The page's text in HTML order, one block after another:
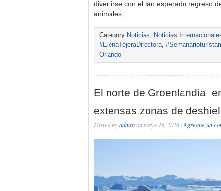
divertirse con el tan esperado regreso
animales,…
Category Noticias, Noticias
#ElenaTejeraDirectora,
Orlando
El norte de Groenlandia
extensas zonas de
Posted byadminon mayo 16, 2026 · Agregue un